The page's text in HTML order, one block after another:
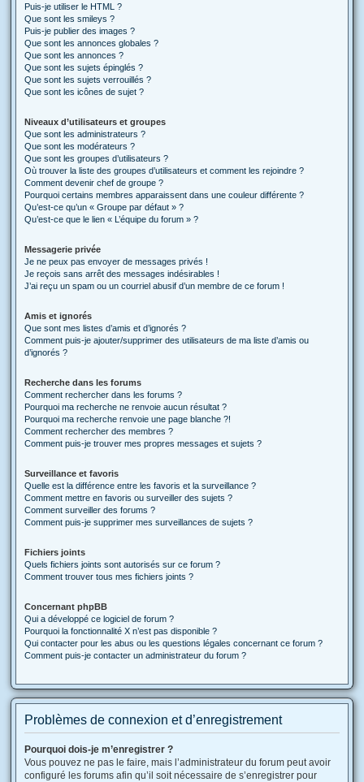
Puis-je utiliser le HTML ?
Que sont les smileys ?
Puis-je publier des images ?
Que sont les annonces globales ?
Que sont les annonces ?
Que sont les sujets épinglés ?
Que sont les sujets verrouillés ?
Que sont les icônes de sujet ?
Niveaux d’utilisateurs et groupes
Que sont les administrateurs ?
Que sont les modérateurs ?
Que sont les groupes d’utilisateurs ?
Où trouver la liste des groupes d’utilisateurs et comment les rejoindre ?
Comment devenir chef de groupe ?
Pourquoi certains membres apparaissent dans une couleur différente ?
Qu’est-ce qu’un « Groupe par défaut » ?
Qu’est-ce que le lien « L’équipe du forum » ?
Messagerie privée
Je ne peux pas envoyer de messages privés !
Je reçois sans arrêt des messages indésirables !
J’ai reçu un spam ou un courriel abusif d’un membre de ce forum !
Amis et ignorés
Que sont mes listes d’amis et d’ignorés ?
Comment puis-je ajouter/supprimer des utilisateurs de ma liste d’amis ou
d’ignorés ?
Recherche dans les forums
Comment rechercher dans les forums ?
Pourquoi ma recherche ne renvoie aucun résultat ?
Pourquoi ma recherche renvoie une page blanche ?!
Comment rechercher des membres ?
Comment puis-je trouver mes propres messages et sujets ?
Surveillance et favoris
Quelle est la différence entre les favoris et la surveillance ?
Comment mettre en favoris ou surveiller des sujets ?
Comment surveiller des forums ?
Comment puis-je supprimer mes surveillances de sujets ?
Fichiers joints
Quels fichiers joints sont autorisés sur ce forum ?
Comment trouver tous mes fichiers joints ?
Concernant phpBB
Qui a développé ce logiciel de forum ?
Pourquoi la fonctionnalité X n’est pas disponible ?
Qui contacter pour les abus ou les questions légales concernant ce forum ?
Comment puis-je contacter un administrateur du forum ?
Problèmes de connexion et d’enregistrement
Pourquoi dois-je m’enregistrer ?
Vous pouvez ne pas le faire, mais l’administrateur du forum peut avoir
configuré les forums afin qu’il soit nécessaire de s’enregistrer pour